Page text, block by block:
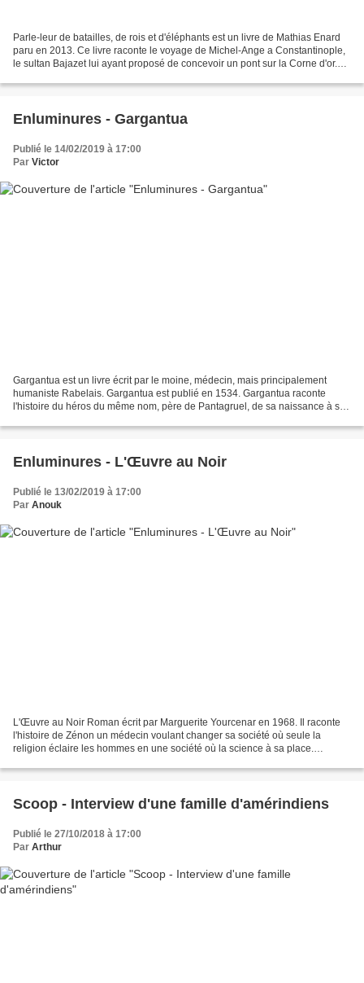
Parle-leur de batailles, de rois et d'éléphants est un livre de Mathias Enard
paru en 2013. Ce livre raconte le voyage de Michel-Ange a Constantinople,
le sultan Bajazet lui ayant proposé de concevoir un pont sur la Corne d'or.
Enluminures - Gargantua
Publié le 14/02/2019 à 17:00
Par Victor
Gargantua est un livre écrit par le moine, médecin, mais principalement
humaniste Rabelais. Gargantua est publié en 1534. Gargantua raconte
l'histoire du héros du même nom, père de Pantagruel, de sa naissance à sa
Enluminures - L'Œuvre au Noir
Publié le 13/02/2019 à 17:00
Par Anouk
L'Œuvre au Noir Roman écrit par Marguerite Yourcenar en 1968. Il raconte
l'histoire de Zénon un médecin voulant changer sa société où seule la
religion éclaire les hommes en une société où la science à sa place.
Scoop - Interview d'une famille d'amérindiens
Publié le 27/10/2018 à 17:00
Par Arthur